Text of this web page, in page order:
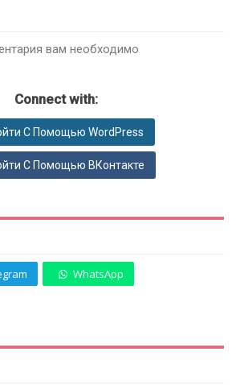
вам необходимо
Connect with:
С Помощью WordPress
С Помощью ВКонтакте
WhatsApp